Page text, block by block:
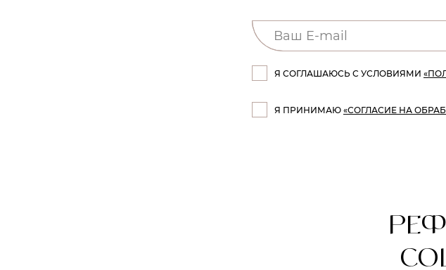
Я СОГЛАШАЮСЬ С УСЛОВИЯМИ
Я ПРИНИМАЮ «СОГЛАСИЕ НА